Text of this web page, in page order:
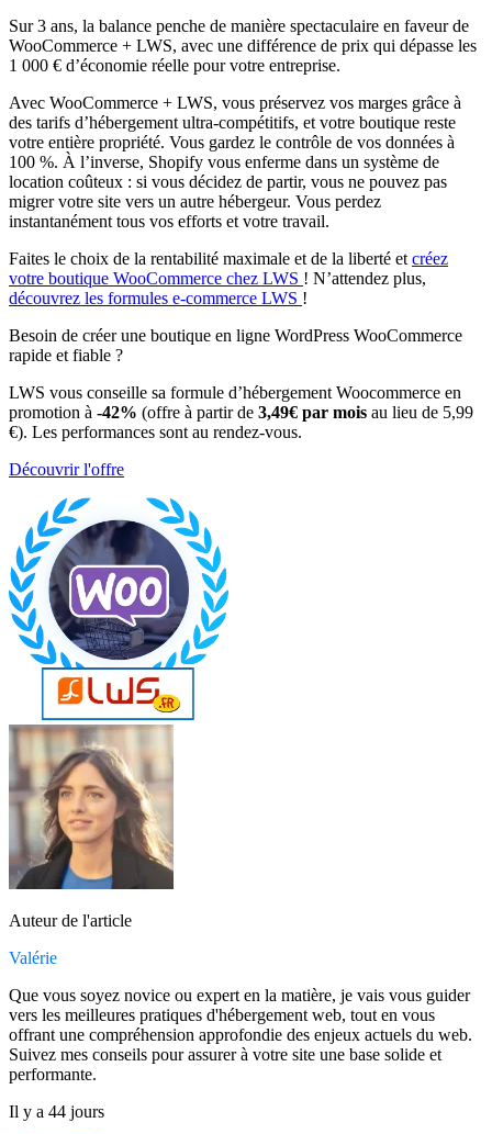
Sur 3 ans, la balance penche de manière spectaculaire en faveur de
WooCommerce + LWS, avec une différence de prix qui dépasse les
1 000 € d’économie réelle pour votre entreprise.
Avec WooCommerce + LWS, vous préservez vos marges grâce à
des tarifs d’hébergement ultra-compétitifs, et votre boutique reste
votre entière propriété. Vous gardez le contrôle de vos données à
100 %. À l’inverse, Shopify vous enferme dans un système de
location coûteux : si vous décidez de partir, vous ne pouvez pas
migrer votre site vers un autre hébergeur. Vous perdez
instantanément tous vos efforts et votre travail.
Faites le choix de la rentabilité maximale et de la liberté et créez
votre boutique WooCommerce chez LWS ! N’attendez plus,
découvrez les formules e-commerce LWS !
Besoin de créer une boutique en ligne WordPress WooCommerce
rapide et fiable ?
LWS vous conseille sa formule d’hébergement Woocommerce en
promotion à -42% (offre à partir de 3,49€ par mois au lieu de 5,99
€). Les performances sont au rendez-vous.
Découvrir l'offre
Auteur de l'article
Valérie
Que vous soyez novice ou expert en la matière, je vais vous guider
vers les meilleures pratiques d'hébergement web, tout en vous
offrant une compréhension approfondie des enjeux actuels du web.
Suivez mes conseils pour assurer à votre site une base solide et
performante.
Il y a 44 jours